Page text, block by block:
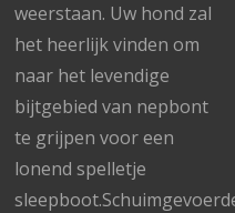
weerstaan. Uw hond zal
het heerlijk vinden om
naar het levendige
bijtgebied van nepbont
te grijpen voor een
lonend spelletje